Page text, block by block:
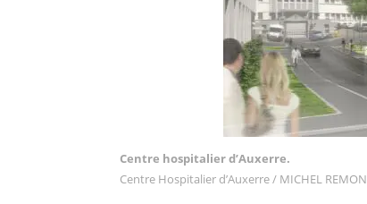
Centre hospitalier d’Auxerre.
Centre Hospitalier d’Auxerre / MICHEL